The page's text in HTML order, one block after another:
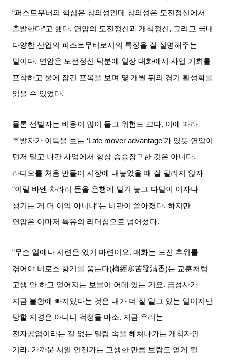
“퍼스트무버의 핵심은 창의성인데 창의성은 도전정신에서
출발한다”고 했다. 연암의 도전정신과 개척정신 , 그리고 국내
다양한 산업의 퍼스트무버로서의 특징을 잘 설명해주는
말이다. 연암은 도전정신 덕분에 일상 대화에서 사업 기회를
포착하고 물에 잠긴 포목을 보며 몇 개월 뒤의 경기 활성화를
읽을 수 있었다.
물론 선발자는 비용이 많이 들고 위험도 크다. 이에 따라
후발자가 이득을 보는 ‘Late mover advantage’가 있듯 연암이
먼저 밀고 나간 사업에서 항상 승승장구한 것은 아니다.
라디오를 처음 만들어 시장에 내놓았을 때 잘 팔리지 않자
“이럴 바엔 차라리 돈을 은행에 맡겨 놓고 다달이 이자나
챙기는 게 더 이익 아니냐”는 비판이 쏟아졌다.하지만
연암은 이마저 특유의 리더십으로 넘어섰다.
“무슨 일에나 시련은 있기 마련이요.매화는 모진 추위를
겪어야 비로소 향기를 뿜는다(梅經寒苦發淸香)는 교훈처럼
고생 안 하고 얻어지는 보물이 어데 있는 기요. 금성사가
지금 불황에 빠져있다는 것은 내가 더 잘 알고 있는 일이지만
망할 지경은 아니니 걱정들 마소. 지금 우리는
전자공업이라는 길 없는 밀림 속을 헤쳐나가는 개척자인
기라. 가까운 시일 언젠가는 고생한 만큼 보람도 얻게 될